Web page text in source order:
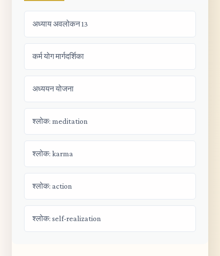
अध्याय अवलोकन 13
कर्म योग मार्गदर्शिका
अध्ययन योजना
श्लोक: meditation
श्लोक: karma
श्लोक: action
श्लोक: self-realization